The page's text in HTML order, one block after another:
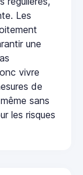
Les
une
vivre
de
sans
les risques